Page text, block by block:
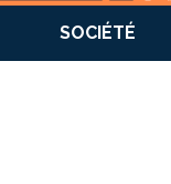
SOCIÉTÉ